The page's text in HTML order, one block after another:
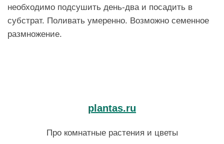
необходимо подсушить день-два и посадить в
субстрат. Поливать умеренно. Возможно семенное
размножение.
plantas.ru
Про комнатные растения и цветы